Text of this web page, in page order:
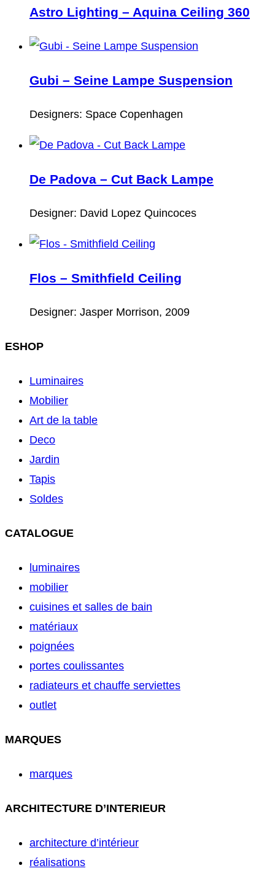
Astro Lighting – Aquina Ceiling 360
Gubi – Seine Lampe Suspension
Designers: Space Copenhagen
De Padova – Cut Back Lampe
Designer: David Lopez Quincoces
Flos – Smithfield Ceiling
Designer: Jasper Morrison, 2009
ESHOP
Luminaires
Mobilier
Art de la table
Deco
Jardin
Tapis
Soldes
CATALOGUE
luminaires
mobilier
cuisines et salles de bain
matériaux
poignées
portes coulissantes
radiateurs et chauffe serviettes
outlet
MARQUES
marques
ARCHITECTURE D’INTERIEUR
architecture d’intérieur
réalisations